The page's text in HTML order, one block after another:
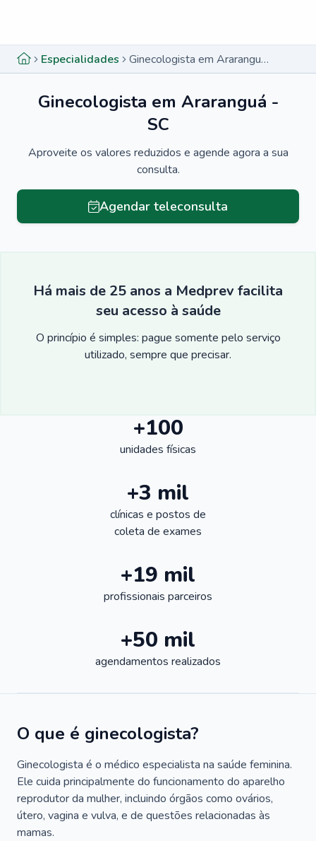
Especialidades Ginecologista em Araranguá - SC
Ginecologista em Araranguá -
SC
Aproveite os valores reduzidos e agende agora a sua
consulta.
Agendar teleconsulta
Há mais de 25 anos a Medprev facilita
seu acesso à saúde
O princípio é simples: pague somente pelo serviço
utilizado, sempre que precisar.
+100
unidades físicas
+3 mil
clínicas e postos de
coleta de exames
+19 mil
profissionais parceiros
+50 mil
agendamentos realizados
O que é ginecologista?
Ginecologista é o médico especialista na saúde feminina.
Ele cuida principalmente do funcionamento do aparelho
reprodutor da mulher, incluindo órgãos como ovários,
útero, vagina e vulva, e de questões relacionadas às
mamas.